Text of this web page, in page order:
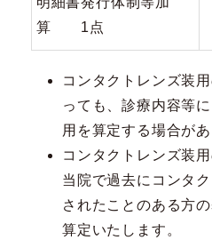
算 1点
コンタクトレンズ装
っても、診療内容等
用を算定する場合があ
コンタクトレンズ装
当院で過去にコンタ
されたことのある方
算定いたします。